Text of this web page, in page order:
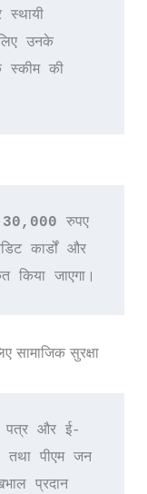
उनके
स्कीम की
30,000 रुपए
कार्डों और
किया जाएगा।
सामाजिक सुरक्षा
पत्र और ई-
तथा पीएम जन
प्रदान